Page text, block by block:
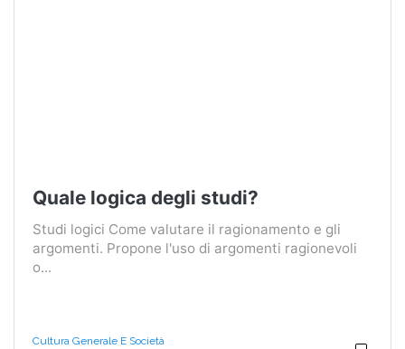
Quale logica degli studi?
Studi logici Come valutare il ragionamento e gli
argomenti. Propone l'uso di argomenti ragionevoli
o...
Cultura Generale E Società